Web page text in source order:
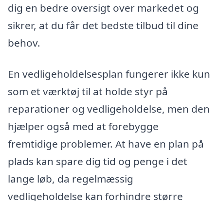
dig en bedre oversigt over markedet og
sikrer, at du får det bedste tilbud til dine
behov.
En vedligeholdelsesplan fungerer ikke kun
som et værktøj til at holde styr på
reparationer og vedligeholdelse, men den
hjælper også med at forebygge
fremtidige problemer. At have en plan på
plads kan spare dig tid og penge i det
lange løb, da regelmæssig
vedligeholdelse kan forhindre større